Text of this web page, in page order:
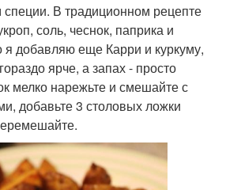
В традиционном рецепте
соль, чеснок, паприка и
я добавляю еще Карри и куркуму,
ярче, а запах - просто
мелко нарежьте и смешайте с
добавьте 3 столовых ложки